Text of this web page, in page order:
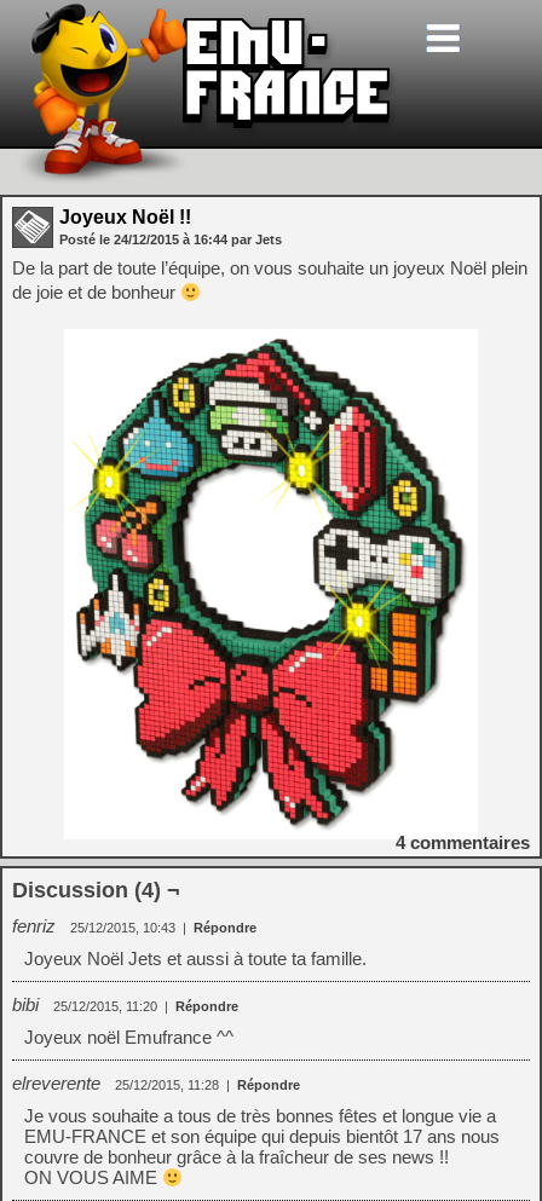
Joyeux Noël !!
Posté le 24/12/2015 à 16:44 par Jets
De la part de toute l’équipe, on vous souhaite un joyeux Noël plein
de joie et de bonheur
4commentaires
Discussion (4) ¬
fenriz 25/12/2015, 10:43 Répondre
Joyeux Noël Jets et aussi à toute ta famille.
bibi 25/12/2015, 11:20 Répondre
Joyeux noël Emufrance ^^
elreverente 25/12/2015, 11:28 Répondre
Je vous souhaite a tous de très bonnes fêtes et longue vie a
EMU-FRANCE et son équipe qui depuis bientôt 17 ans nous
couvre de bonheur grâce à la fraîcheur de ses news !!
ON VOUS AIME